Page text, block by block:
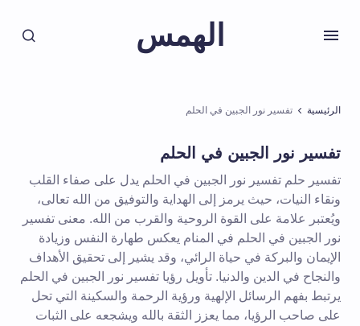
الهمس
الرئيسية تفسير نور الجبين في الحلم
تفسير نور الجبين في الحلم
تفسير حلم تفسير نور الجبين في الحلم يدل على صفاء القلب
ونقاء النيات، حيث يرمز إلى الهداية والتوفيق من الله تعالى،
ويُعتبر علامة على القوة الروحية والقرب من الله. معنى تفسير
نور الجبين في الحلم في المنام يعكس طهارة النفس وزيادة
الإيمان والبركة في حياة الرائي، وقد يشير إلى تحقيق الأهداف
والنجاح في الدين والدنيا. تأويل رؤيا تفسير نور الجبين في الحلم
يرتبط بفهم الرسائل الإلهية ورؤية الرحمة والسكينة التي تحل
على صاحب الرؤيا، مما يعزز الثقة بالله ويشجعه على الثبات